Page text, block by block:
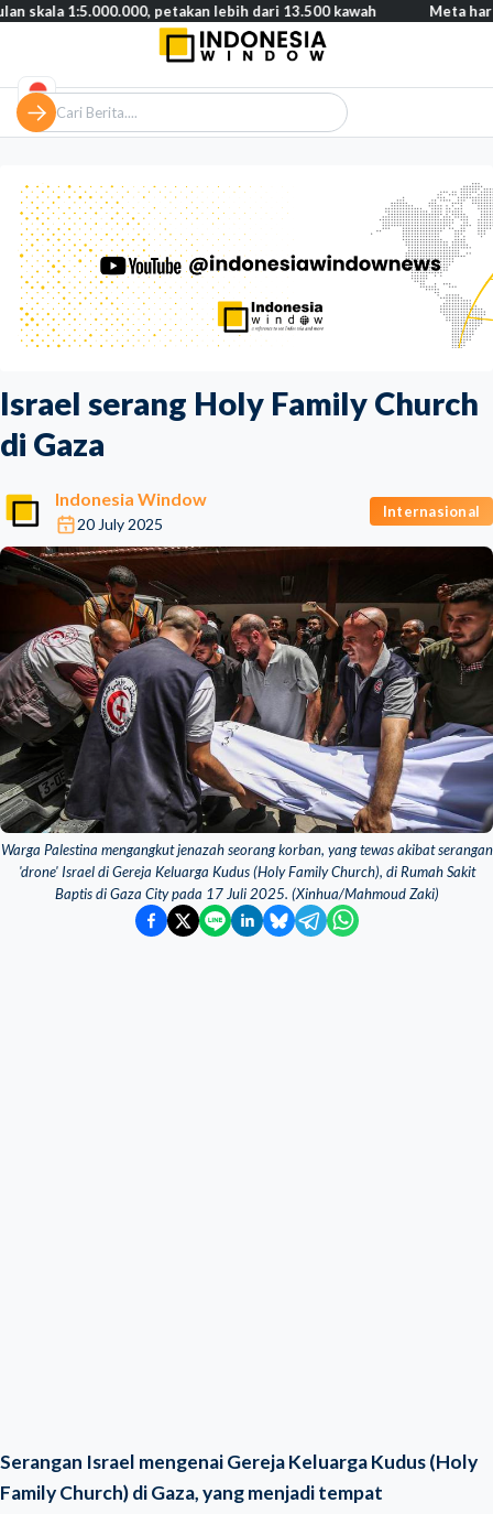
Israel serang Holy Family Church
di Gaza
Indonesia Window
20 July 2025
Internasional
Warga Palestina mengangkut jenazah seorang korban, yang tewas akibat serangan
'drone' Israel di Gereja Keluarga Kudus (Holy Family Church), di Rumah Sakit
Baptis di Gaza City pada 17 Juli 2025. (Xinhua/Mahmoud Zaki)
Serangan Israel mengenai Gereja Keluarga Kudus (Holy
Family Church) di Gaza, yang menjadi tempat
petakan lebih dari 13.500 kawah Meta harus bayar